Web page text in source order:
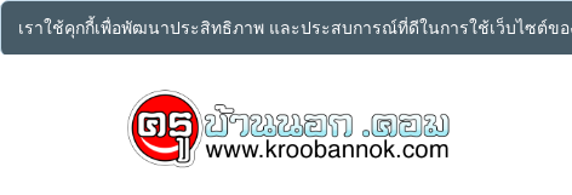
เราใช้คุกกี้เพื่อพัฒนาประสิทธิภาพ และประสบการณ์ที่ดีในการใช้เว็บไซต์ข